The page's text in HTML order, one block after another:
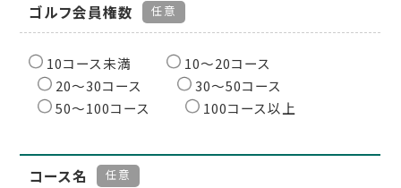
ゴルフ会員権数 任意
10コース未満
10〜20コース
20〜30コース
30〜50コース
50〜100コース
100コース以上
コース名 任意